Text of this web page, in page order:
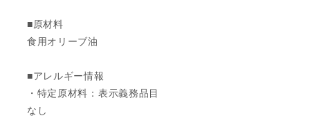
■原材料
食用オリーブ油
■アレルギー情報
・特定原材料：表示義務品目
なし